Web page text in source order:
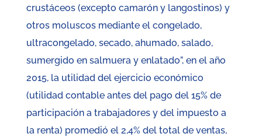
crustáceos (excepto camarón y langostinos) y
otros moluscos mediante el congelado,
ultracongelado, secado, ahumado, salado,
sumergido en salmuera y enlatado”, en el año
2015, la utilidad del ejercicio económico
(utilidad contable antes del pago del 15% de
participación a trabajadores y del impuesto a
la renta) promedió el 2,4% del total de ventas,